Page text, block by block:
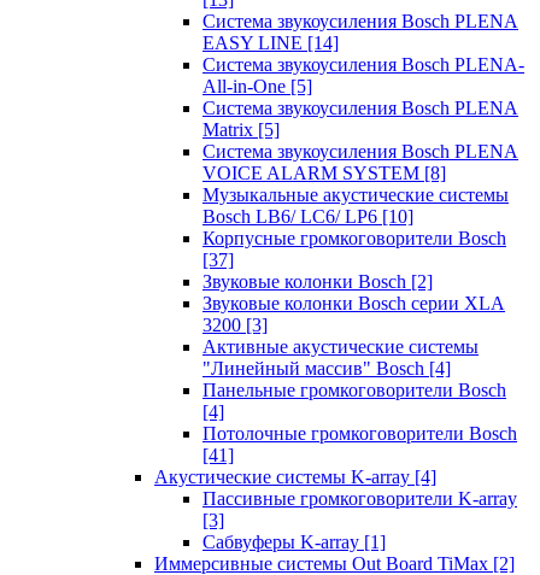
Система звукоусиления Bosch PLENA
EASY LINE [14]
Система звукоусиления Bosch PLENA-
All-in-One [5]
Система звукоусиления Bosch PLENA
Matrix [5]
Система звукоусиления Bosch PLENA
VOICE ALARM SYSTEM [8]
Музыкальные акустические системы
Bosch LB6/ LC6/ LP6 [10]
Корпусные громкоговорители Bosch
[37]
Звуковые колонки Bosch [2]
Звуковые колонки Bosch серии XLA
3200 [3]
Активные акустические системы
"Линейный массив" Bosch [4]
Панельные громкоговорители Bosch
[4]
Потолочные громкоговорители Bosch
[41]
Акустические системы K-array [4]
Пассивные громкоговорители K-array
[3]
Сабвуферы K-array [1]
Иммерсивные системы Out Board TiMax [2]